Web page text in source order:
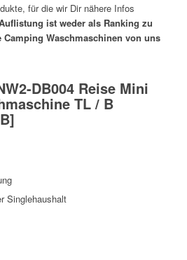
für die wir Dir nähere Infos
ist weder als Ranking zu
Waschmaschinen von uns
DB004 Reise Mini
TL / B
Singlehaushalt